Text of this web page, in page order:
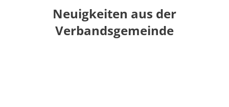
Neuigkeiten aus der
Verbandsgemeinde